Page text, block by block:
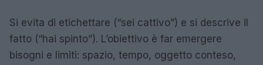
Si evita di etichettare (“sei cattivo”) e si descrive il
fatto (“hai spinto”). L’obiettivo è far emergere
bisogni e limiti: spazio, tempo, oggetto conteso,